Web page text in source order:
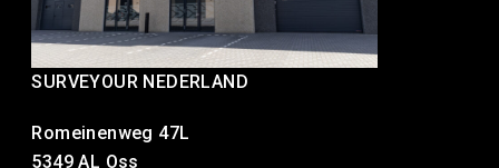
SURVEYOUR NEDERLAND
Romeinenweg 47L
5349 AL Oss